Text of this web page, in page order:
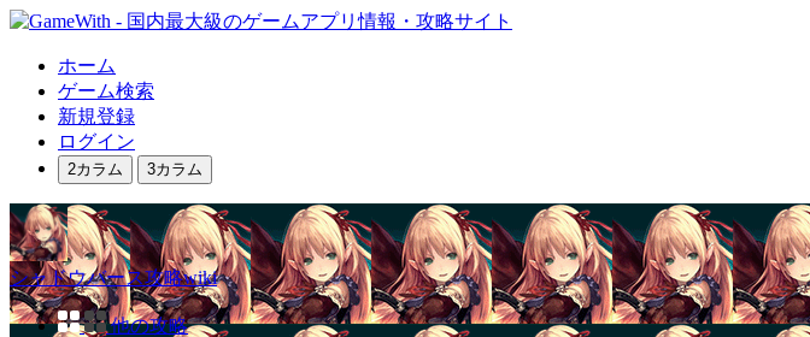
ホーム
ゲーム検索
新規登録
ログイン
2カラム 3カラム
シャドウバース攻略wiki
他の攻略